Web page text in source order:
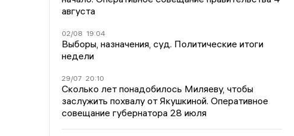
августа
02/08 19:04
Выборы, назначения, суд. Политические итоги
недели
29/07 20:10
Сколько лет понадобилось Миляеву, чтобы
заслужить похвалу от Якушкиной. Оперативное
совещание губернатора 28 июля